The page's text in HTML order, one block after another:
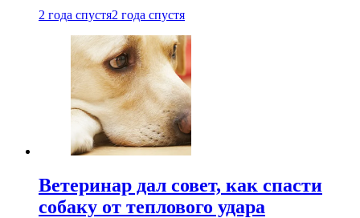
2 года спустя2 года спустя
Ветеринар дал совет, как спасти
собаку от теплового удара